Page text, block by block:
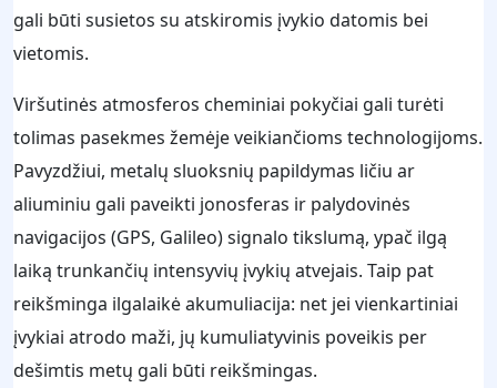
gali būti susietos su atskiromis įvykio datomis bei
vietomis.
Viršutinės atmosferos cheminiai pokyčiai gali turėti
tolimas pasekmes žemėje veikiančioms technologijoms.
Pavyzdžiui, metalų sluoksnių papildymas ličiu ar
aliuminiu gali paveikti jonosferas ir palydovinės
navigacijos (GPS, Galileo) signalo tikslumą, ypač ilgą
laiką trunkančių intensyvių įvykių atvejais. Taip pat
reikšminga ilgalaikė akumuliacija: net jei vienkartiniai
įvykiai atrodo maži, jų kumuliatyvinis poveikis per
dešimtis metų gali būti reikšmingas.